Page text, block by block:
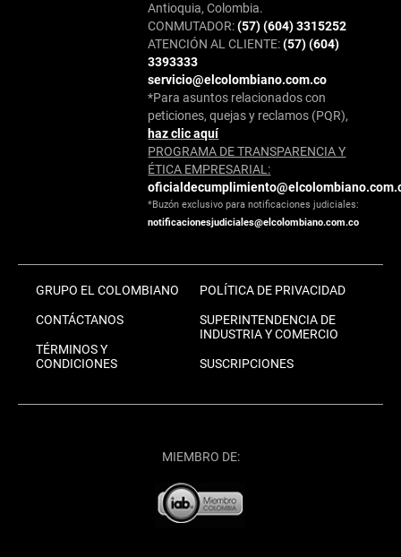
Antioquia, Colombia.
CONMUTADOR:(57) (604) 3315252
ATENCIÓN AL CLIENTE:(57) (604)
3393333
servicio@elcolombiano.com.co
*Para asuntos relacionados con
peticiones, quejas y reclamos (PQR),
haz clic aquí
PROGRAMA DE TRANSPARENCIA Y
ÉTICA EMPRESARIAL:
*Buzón exclusivo para notificaciones judiciales:
notificacionesjudiciales@elcolombiano.com.co
GRUPO EL COLOMBIANO
CONTÁCTANOS
TÉRMINOS Y
CONDICIONES
POLÍTICA DE PRIVACIDAD
SUPERINTENDENCIA DE
INDUSTRIA Y COMERCIO
SUSCRIPCIONES
MIEMBRO DE: